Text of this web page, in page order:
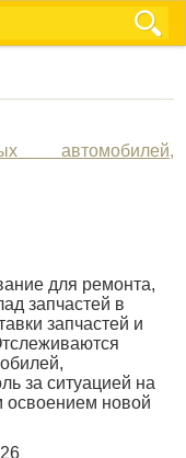
автомобилей,
для ремонта,
запчастей в
запчастей и
за ситуацией на
освоением новой